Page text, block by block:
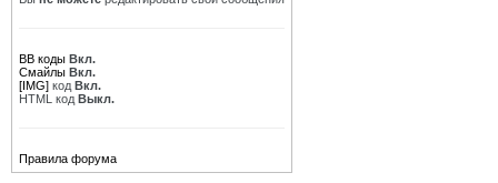
BB коды Вкл.
Смайлы Вкл.
[IMG] код Вкл.
HTML код Выкл.
Правила форума